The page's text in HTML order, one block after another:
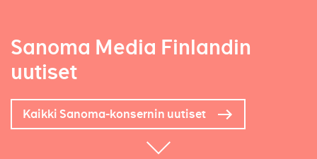
Sanoma Media Finlandin
uutiset
Kaikki Sanoma-konsernin uutiset